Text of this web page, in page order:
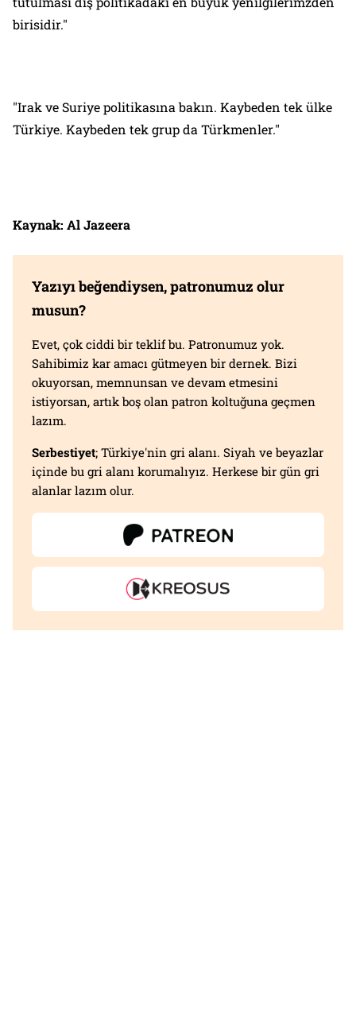
birisidir."
"Irak ve Suriye politikasına bakın. Kaybeden tek ülke
Türkiye. Kaybeden tek grup da Türkmenler."
Kaynak: Al Jazeera
Yazıyı beğendiysen, patronumuz olur
musun?
Evet, çok ciddi bir teklif bu. Patronumuz yok.
Sahibimiz kar amacı gütmeyen bir dernek. Bizi
okuyorsan, memnunsan ve devam etmesini
istiyorsan, artık boş olan patron koltuğuna geçmen
lazım.
Serbestiyet; Türkiye'nin gri alanı. Siyah ve beyazlar
içinde bu gri alanı korumalıyız. Herkese bir gün gri
alanlar lazım olur.